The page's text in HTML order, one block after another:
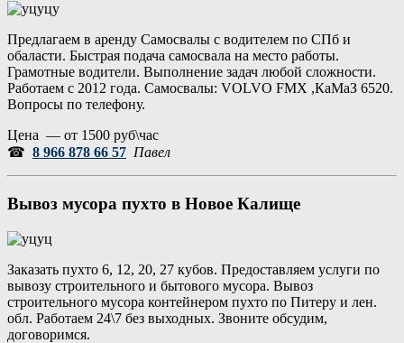
Предлагаем в аренду Самосвалы с водителем по СПб и
обаласти. Быстрая подача самосвала на место работы.
Грамотные водители. Выполнение задач любой сложности.
Работаем с 2012 года. Самосвалы: VOLVO FMX ,КаМаЗ 6520.
Вопросы по телефону.
Цена — от 1500 руб\час
☎ 8 966 878 66 57 Павел
Вывоз мусора пухто в Новое Калище
Заказать пухто 6, 12, 20, 27 кубов. Предоставляем услуги по
вывозу строительного и бытового мусора. Вывоз
строительного мусора контейнером пухто по Питеру и лен.
обл. Работаем 24\7 без выходных. Звоните обсудим,
договоримся.